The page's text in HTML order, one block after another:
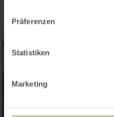
Präferenzen
Statistiken
Marketing